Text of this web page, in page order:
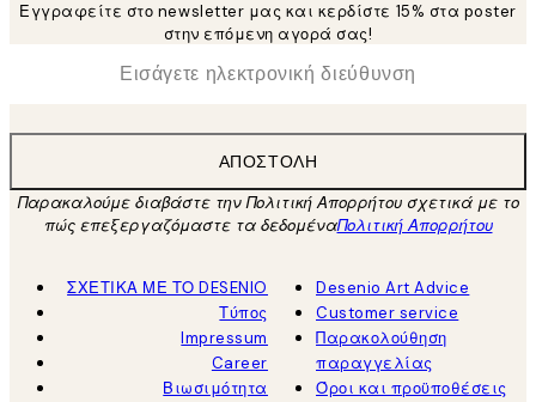
Εγγραφείτε στο newsletter μας και κερδίστε 15% στα poster
στην επόμενη αγορά σας!
Ηλεκτρονική Διεύθυνση
ΑΠΟΣΤΟΛΉ
Παρακαλούμε διαβάστε την Πολιτική Απορρήτου σχετικά με το
πώς επεξεργαζόμαστε τα δεδομέναΠολιτική Απορρήτου
ΣΧΕΤΙΚΑ ΜΕ ΤΟ DESENIO
Τύπος
Impressum
Career
Βιωσιμότητα
Desenio Art Advice
Customer service
Παρακολούθηση
παραγγελίας
Όροι και προϋποθέσεις